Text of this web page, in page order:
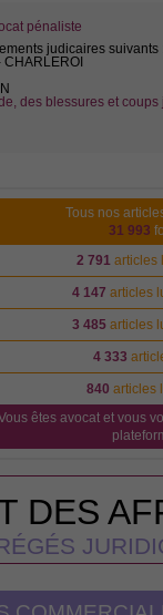
pénaliste
judicaires suivants
CHARLEROI
des blessures et coups
Tous nos
31 993
2 791 articles
4 147 articles
3 485 articles
4 333
840 articles
êtes avocat et vous
DES